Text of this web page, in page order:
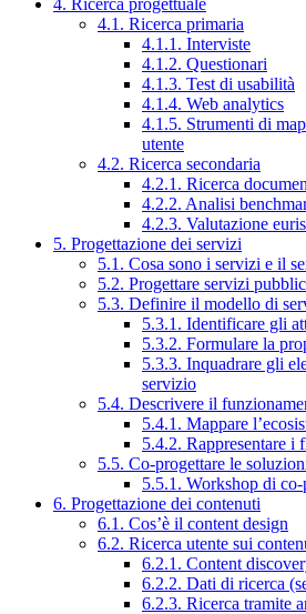
4. Ricerca progettuale
4.1. Ricerca primaria
4.1.1. Interviste
4.1.2. Questionari
4.1.3. Test di usabilità
4.1.4. Web analytics
4.1.5. Strumenti di
utente
4.2. Ricerca secondaria
4.2.1. Ricerca
4.2.2. Analisi
4.2.3. Valutazione
5. Progettazione dei servizi
5.1. Cosa sono i servizi e il
5.2. Progettare servizi
5.3. Definire il modello di
5.3.1. Identificare gli
5.3.2. Formulare la
5.3.3. Inquadrare gli
servizio
5.4. Descrivere il
5.4.1. Mappare
5.4.2. Rappresentare i
5.5. Co-progettare le
5.5.1. Workshop di
6. Progettazione dei contenuti
6.1. Cos’è il content design
6.2. Ricerca utente sui
6.2.1. Content
6.2.2. Dati di ricerca
6.2.3. Ricerca tramite